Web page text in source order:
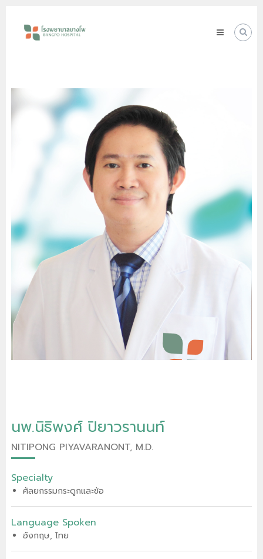
contentพยาบาล
Good
นพ.นิธิพงศ์ ปิยาวรานนท์
NITIPONG PIYAVARANONT, M.D.
Specialty
ศัลยกรรมกระดูกและข้อ
Language Spoken
อังกฤษ, ไทย